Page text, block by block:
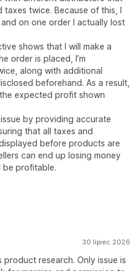
twice. Because of this, I
on one order I actually lost
shows that I will make a
order is placed, I’m
along with additional
beforehand. As a result,
expected profit shown
by providing accurate
that all taxes and
before products are
can end up losing money
be profitable.
30 lipiec 2026
research. Only issue is